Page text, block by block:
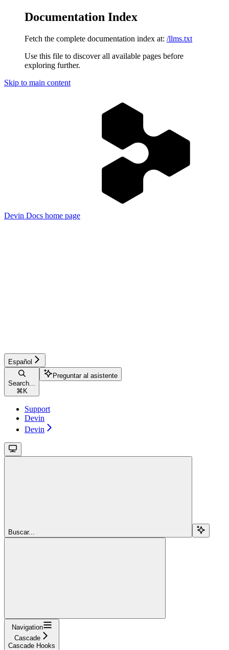
Documentation Index
Fetch the complete documentation index at: /llms.txt
Use this file to discover all available pages before
exploring further.
Skip to main content
Devin Docs home page
Español
Search...
⌘ K
Preguntar al asistente
Support
Devin
Devin
Buscar...
Navigation
Cascade
Cascade Hooks